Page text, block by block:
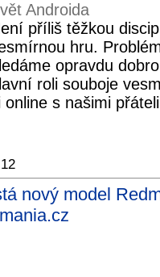
Androida
příliš těžkou
hru.
opravdu
roli souboje
online s našimi
nový model